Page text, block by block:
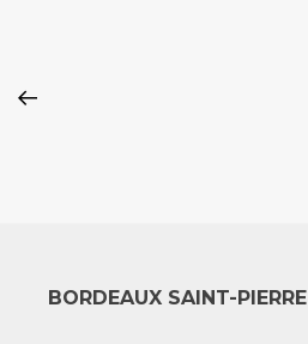
BORDEAUX SAINT-PIERRE